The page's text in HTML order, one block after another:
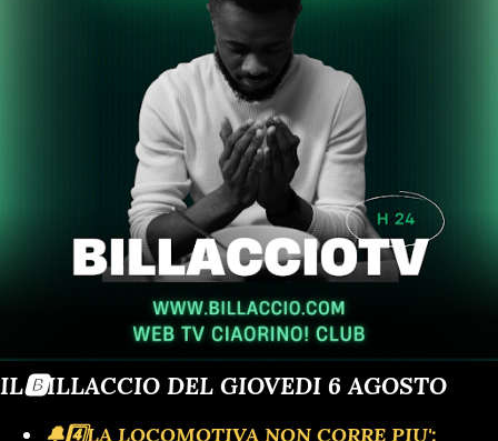
IL🅱️ILLACCIO DEL GIOVEDI 6 AGOSTO
🔔4️⃣LA LOCOMOTIVA NON CORRE PIU':